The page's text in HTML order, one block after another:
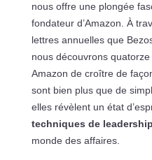
nous offre une plongée
fondateur d’Amazon. À
lettres annuelles que
nous découvrons
Amazon de croître de
sont bien plus que de
elles révèlent un état
techniques de leadership
monde des affaires.